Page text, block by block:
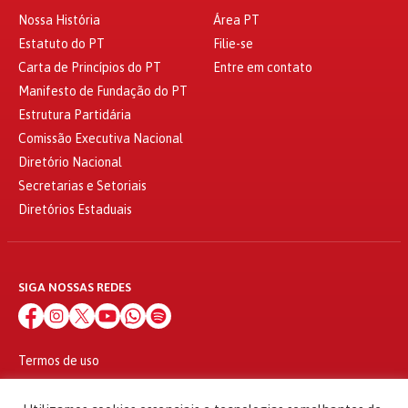
Nossa História
Estatuto do PT
Carta de Princípios do PT
Manifesto de Fundação do PT
Estrutura Partidária
Comissão Executiva Nacional
Diretório Nacional
Secretarias e Setoriais
Diretórios Estaduais
Área PT
Filie-se
Entre em contato
SIGA NOSSAS REDES
Termos de uso